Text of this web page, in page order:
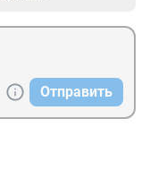
Отправить